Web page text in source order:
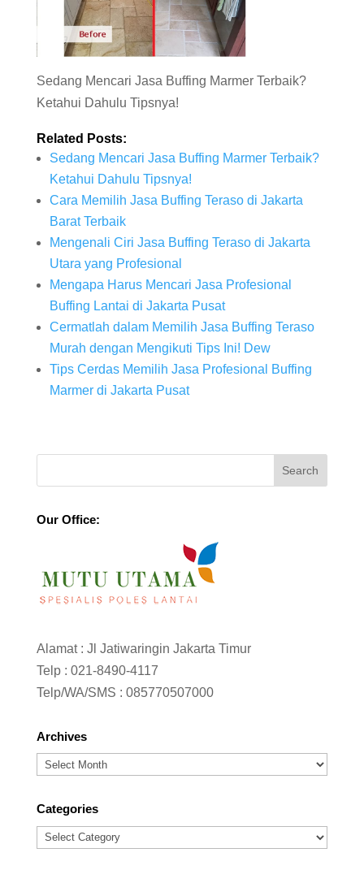
Sedang Mencari Jasa Buffing Marmer Terbaik?
Ketahui Dahulu Tipsnya!
Related Posts:
Sedang Mencari Jasa Buffing Marmer Terbaik?
Ketahui Dahulu Tipsnya!
Cara Memilih Jasa Buffing Teraso di Jakarta
Barat Terbaik
Mengenali Ciri Jasa Buffing Teraso di Jakarta
Utara yang Profesional
Mengapa Harus Mencari Jasa Profesional
Buffing Lantai di Jakarta Pusat
Cermatlah dalam Memilih Jasa Buffing Teraso
Murah dengan Mengikuti Tips Ini! Dew
Tips Cerdas Memilih Jasa Profesional Buffing
Marmer di Jakarta Pusat
Our Office:
Alamat : Jl Jatiwaringin Jakarta Timur
Telp : 021-8490-4117
Telp/WA/SMS : 085770507000
Archives
Archives
Categories
Categories